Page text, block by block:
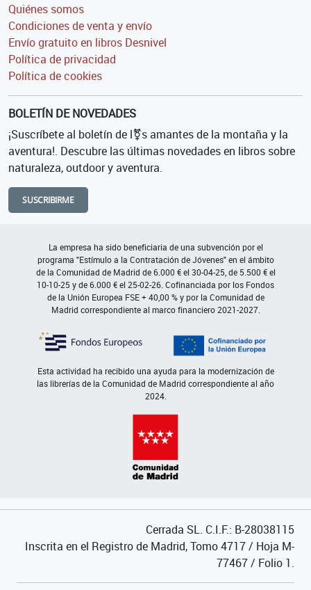
Quiénes somos
Condiciones de venta y envío
Envío gratuito en libros Desnivel
Política de privacidad
Política de cookies
BOLETÍN DE NOVEDADES
¡Suscríbete al boletín de l⚧s amantes de la montaña y la
aventura!. Descubre las últimas novedades en libros sobre
naturaleza, outdoor y aventura.
SUSCRIBIRME
La empresa ha sido beneficiaria de una subvención por el
programa "Estímulo a la Contratación de Jóvenes" en el ámbito
de la Comunidad de Madrid de 6.000 € el 30-04-25, de 5.500 € el
10-10-25 y de 6.000 € el 25-02-26. Cofinanciada por los Fondos
de la Unión Europea FSE + 40,00 % y por la Comunidad de
Madrid correspondiente al marco financiero 2021-2027.
Esta actividad ha recibido una ayuda para la modernización de
las librerías de la Comunidad de Madrid correspondiente al año
2024.
Cerrada SL. C.I.F.: B-28038115
Inscrita en el Registro de Madrid, Tomo 4717 / Hoja M-
77467 / Folio 1.